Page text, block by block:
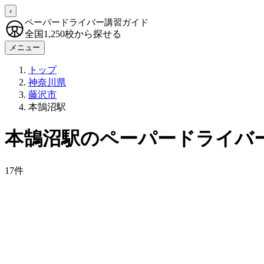
‹
ペーパードライバー講習ガイド
全国1,250校から探せる
メニュー
トップ
神奈川県
藤沢市
本鵠沼駅
本鵠沼駅のペーパードライバ
17件